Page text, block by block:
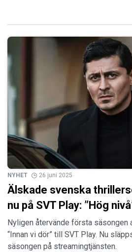
NYHET 26 juni 2025
Älskade svenska
nu på SVT Play: ”Hög
Nyligen återvände första säsongen
“Innan vi dör” till SVT Play. Nu
säsongen på streamingtjänsten.